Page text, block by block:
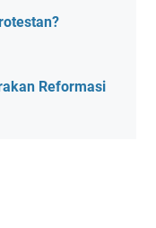
Reformasi